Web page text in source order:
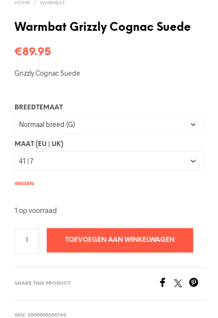
HOME / WARMBAT
Warmbat Grizzly Cognac Suede
€89.95
Grizzly Cognac Suede
BREEDTEMAAT
MAAT (EU | UK)
WISSEN
1 op voorraad
TOEVOEGEN AAN WINKELWAGEN
SHARE THIS PRODUCT
SKU: 2500000204760